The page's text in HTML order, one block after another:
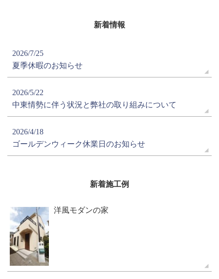
新着情報
2026/7/25
夏季休暇のお知らせ
2026/5/22
中東情勢に伴う状況と弊社の取り組みについて
2026/4/18
ゴールデンウィーク休業日のお知らせ
新着施工例
洋風モダンの家